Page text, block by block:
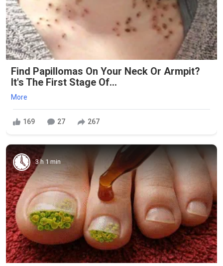
Find Papillomas On Your Neck Or Armpit?
It's The First Stage Of...
More
169 27 267
3 h 1 min